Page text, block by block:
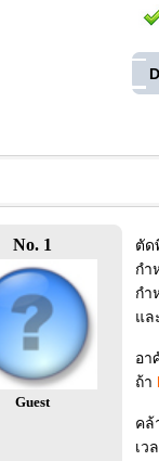
No. 1
Guest
ตัด
กำ
กำ
แล
อา
ถ้า
คล้
เว